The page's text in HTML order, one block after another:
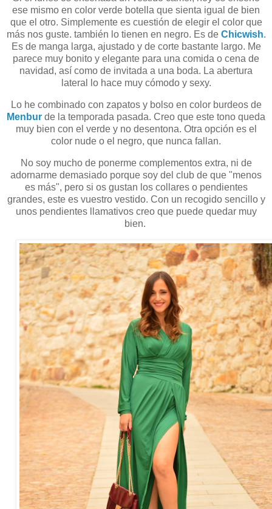
ese mismo en color verde botella que sienta igual de bien
que el otro. Simplemente es cuestión de elegir el color que
más nos guste. también lo tienen en negro. Es de Chicwish.
Es de manga larga, ajustado y de corte bastante largo. Me
parece muy bonito y elegante para una comida o cena de
navidad, así como de invitada a una boda. La abertura
lateral lo hace muy cómodo y sexy.
Lo he combinado con zapatos y bolso en color burdeos de
Menbur de la temporada pasada. Creo que este tono queda
muy bien con el verde y no desentona. Otra opción es el
color nude o el negro, que nunca fallan.
No soy mucho de ponerme complementos extra, ni de
adornarme demasiado porque soy del club de que "menos
es más", pero si os gustan los collares o pendientes
grandes, este es vuestro vestido. Con un recogido sencillo y
unos pendientes llamativos creo que puede quedar muy
bien.